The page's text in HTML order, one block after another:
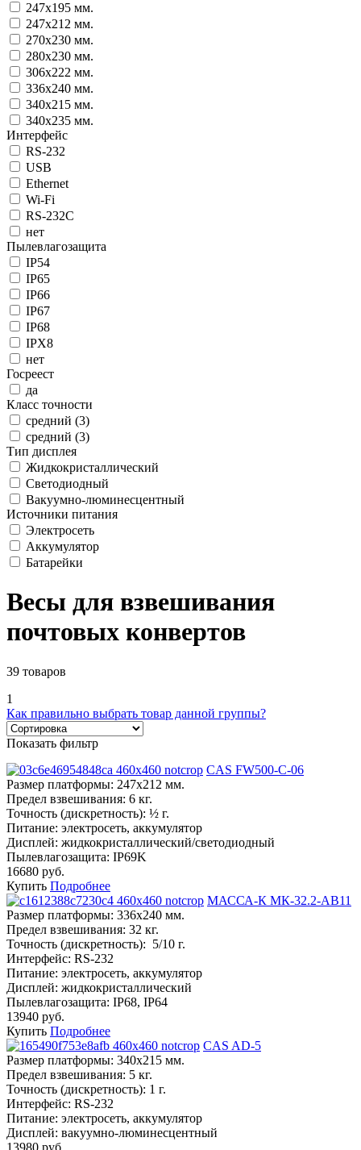
247x195 мм.
247x212 мм.
270x230 мм.
280x230 мм.
306x222 мм.
336x240 мм.
340x215 мм.
340x235 мм.
Интерфейс
RS-232
USB
Ethernet
Wi-Fi
RS-232C
нет
Пылевлагозащита
IP54
IP65
IP66
IP67
IP68
IPX8
нет
Госреест
да
Класс точности
cредний (3)
средний (3)
Тип дисплея
Жидкокристаллический
Светодиодный
Вакуумно-люминесцентный
Источники питания
Электросеть
Аккумулятор
Батарейки
Весы для взвешивания
почтовых конвертов
39 товаров
1
Как правильно выбрать товар данной группы?
Показать фильтр
CAS FW500-C-06
Размер платформы: 247х212 мм.
Предел взвешивания: 6 кг.
Точность (дискретность): ½ г.
Питание: электросеть, аккумулятор
Дисплей: жидкокристаллический/светодиодный
Пылевлагозащита: IP69K
16680 руб.
Купить Подробнее
МАССА-К МК-32.2-AB11
Размер платформы: 336х240 мм.
Предел взвешивания: 32 кг.
Точность (дискретность): 5/10 г.
Интерфейс: RS-232
Питание: электросеть, аккумулятор
Дисплей: жидкокристаллический
Пылевлагозащита: IP68, IP64
13940 руб.
Купить Подробнее
CAS AD-5
Размер платформы: 340х215 мм.
Предел взвешивания: 5 кг.
Точность (дискретность): 1 г.
Интерфейс: RS-232
Питание: электросеть, аккумулятор
Дисплей: вакуумно-люминесцентный
13980 руб.